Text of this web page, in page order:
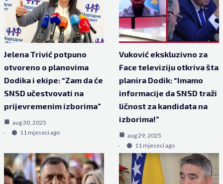
Jelena Trivić potpuno
otvoreno o planovima
Dodika i ekipe: “Zam da će
SNSD učestvovati na
prijevremenim izborima”
aug 30, 2025
11 mjeseci ago
Vuković ekskluzivno za
Face televiziju otkriva šta
planira Dodik: “Imamo
informacije da SNSD traži
ličnost za kandidata na
izborima!”
aug 29, 2025
11 mjeseci ago